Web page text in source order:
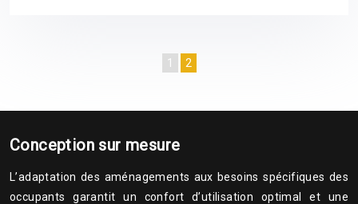
1 2
Conception sur mesure
L’adaptation des aménagements aux besoins spécifiques des
occupants garantit un confort d’utilisation optimal et une